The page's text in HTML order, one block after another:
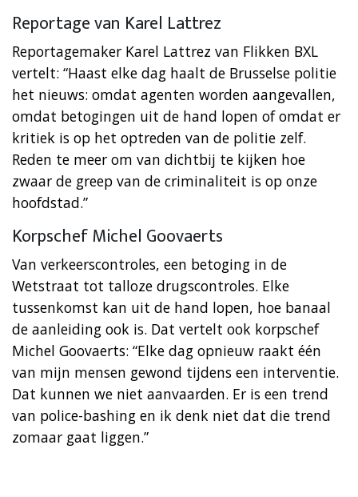
Reportage van Karel Lattrez
Reportagemaker Karel Lattrez van Flikken BXL
vertelt: “Haast elke dag haalt de Brusselse politie
het nieuws: omdat agenten worden aangevallen,
omdat betogingen uit de hand lopen of omdat er
kritiek is op het optreden van de politie zelf.
Reden te meer om van dichtbij te kijken hoe
zwaar de greep van de criminaliteit is op onze
hoofdstad.”
Korpschef Michel Goovaerts
Van verkeerscontroles, een betoging in de
Wetstraat tot talloze drugscontroles. Elke
tussenkomst kan uit de hand lopen, hoe banaal
de aanleiding ook is. Dat vertelt ook korpschef
Michel Goovaerts: “Elke dag opnieuw raakt één
van mijn mensen gewond tijdens een interventie.
Dat kunnen we niet aanvaarden. Er is een trend
van police-bashing en ik denk niet dat die trend
zomaar gaat liggen.”